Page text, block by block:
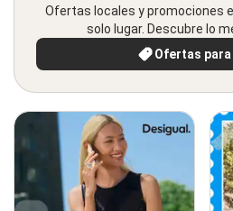
Ofertas locales y promociones
solo lugar. Descubre lo
Ofertas